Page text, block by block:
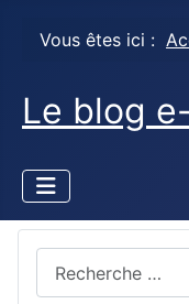
Vous êtes ici :
Le blog